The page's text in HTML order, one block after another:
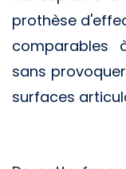
prothèse
comparables
sans
surfaces